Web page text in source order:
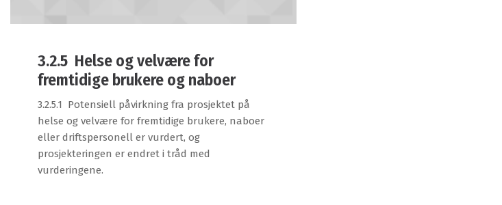
3.2.5 Helse og velvære for
fremtidige brukere og naboer
3.2.5.1 Potensiell påvirkning fra prosjektet på
helse og velvære for fremtidige brukere, naboer
eller driftspersonell er vurdert, og
prosjekteringen er endret i tråd med
vurderingene.